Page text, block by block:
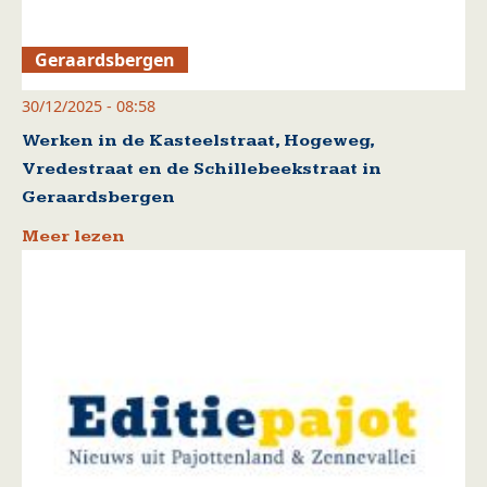
Geraardsbergen
30/12/2025 - 08:58
Werken in de Kasteelstraat, Hogeweg,
Vredestraat en de Schillebeekstraat in
Geraardsbergen
Meer lezen